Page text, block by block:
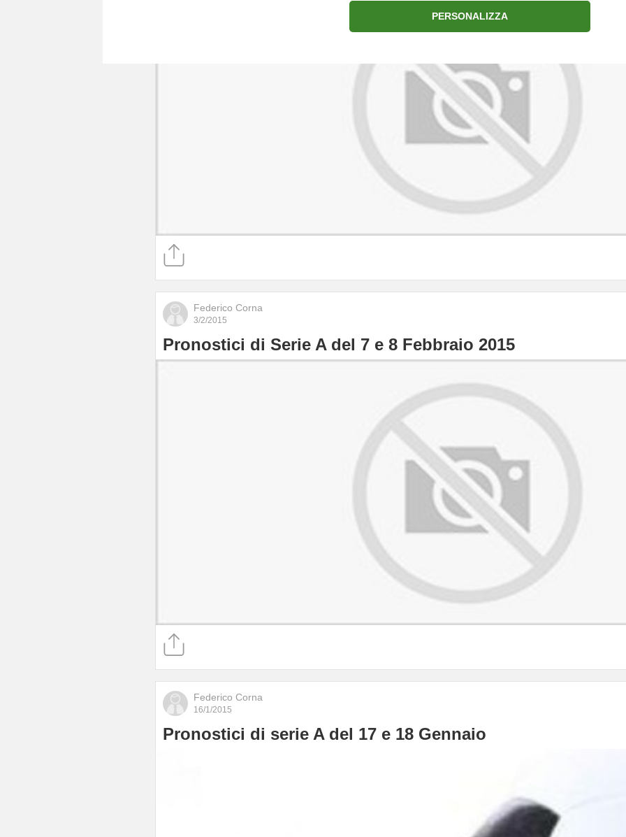
Federico Corna
3/2/2015
Pronostici di Serie A del 7 e 8 Febbraio 2015
Federico Corna
16/1/2015
Pronostici di serie A del 17 e 18 Gennaio
PERSONALIZZA